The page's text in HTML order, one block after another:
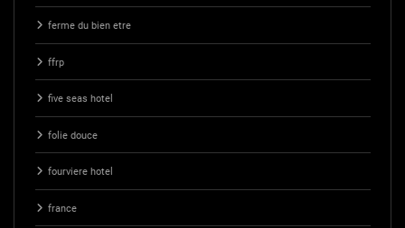
ferme du bien etre
ffrp
five seas hotel
folie douce
fourviere hotel
france